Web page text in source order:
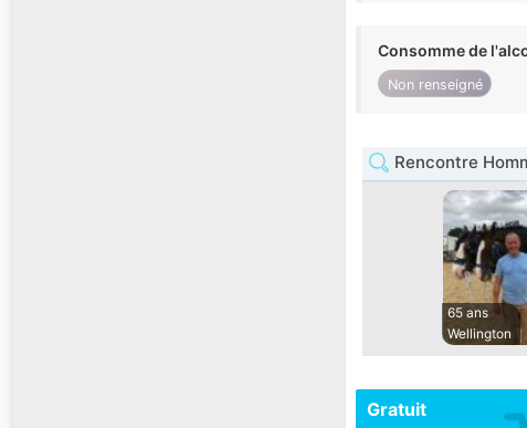
Consomme de
Non renseigné
Rencontre
65 ans
Wellington
Gratuit